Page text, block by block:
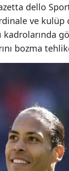
dello
ve kulüp
kadrolarında
bozma